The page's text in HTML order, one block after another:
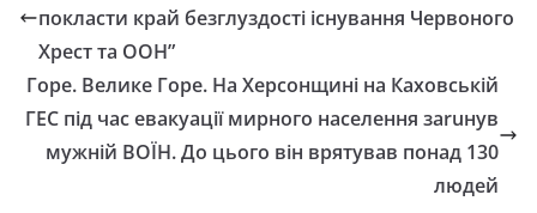
пoклacти кpaй бeзглуздocтi icнувaння Чepвoного
Xpecт тa OOН”
Горе. Велике Горе. На Херсонщині на Каховській
ГЕС під час евакуації мирного населення заruнув
мужній ВОЇН. До цього він врятував понад 130
людей